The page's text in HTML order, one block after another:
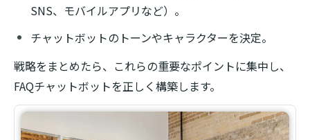
SNS、モバイルアプリなど）。
チャットボットのトーンやキャラクターを決定。
戦略をまとめたら、これらの重要なポイントに集中し、
FAQチャットボットを正しく構築します。